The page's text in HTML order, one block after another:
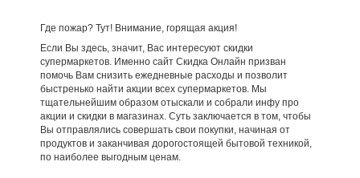
Где пожар? Тут! Внимание, горящая акция!
Если Вы здесь, значит, Вас интересуют скидки
супермаркетов. Именно сайт Скидка Онлайн призван
помочь Вам снизить ежедневные расходы и позволит
быстренько найти акции всех супермаркетов. Мы
тщательнейшим образом отыскали и собрали инфу про
акции и скидки в магазинах. Суть заключается в том, чтобы
Вы отправлялись совершать свои покупки, начиная от
продуктов и заканчивая дорогостоящей бытовой техникой,
по наиболее выгодным ценам.